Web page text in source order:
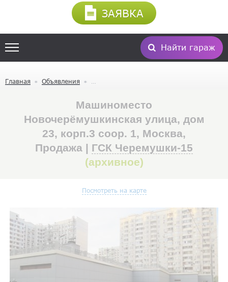
Найти гараж
ЗАЯВКА
Главная Объявления
Машиноместо
Новочерёмушкинская улица, дом
23, корп.3 соор. 1, Москва,
Продажа | ГСК Черемушки-15
(архивное)
Посмотреть на карте